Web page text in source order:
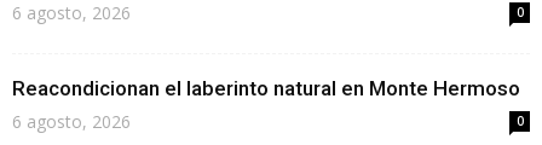
6 agosto, 2026 0
Reacondicionan el laberinto natural en Monte Hermoso
6 agosto, 2026 0